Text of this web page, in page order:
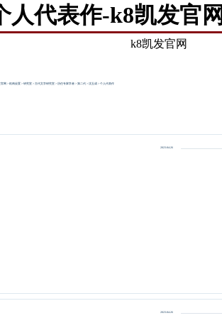
人代表作-k8凯发官网
k8凯发官网
官网 > 机构设置> 研究室> 古代文学研究室> 历任专家学者 > 第二代> 沈玉成 > 个人代表作
2023-04-26
2023-04-26